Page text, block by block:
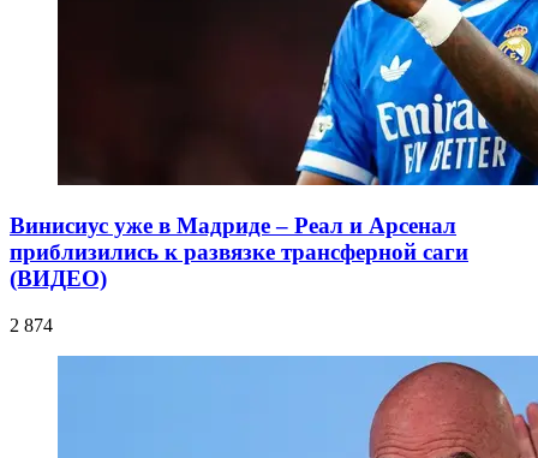
Винисиус уже в Мадриде – Реал и Арсенал
приблизились к развязке трансферной саги
(ВИДЕО)
2 874